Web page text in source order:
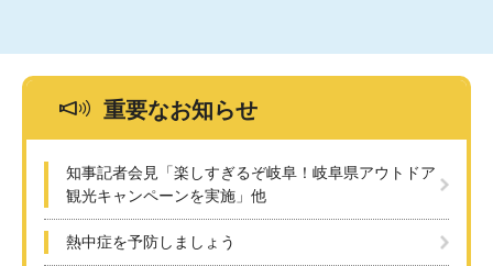
重要なお知らせ
知事記者会見「楽しすぎるぞ岐阜！岐阜県アウトドア
観光キャンペーンを実施」他
熱中症を予防しましょう